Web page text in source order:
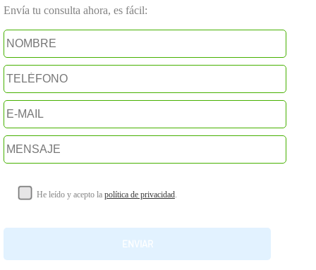
Envía tu consulta ahora, es fácil:
He leído y acepto la política de privacidad.